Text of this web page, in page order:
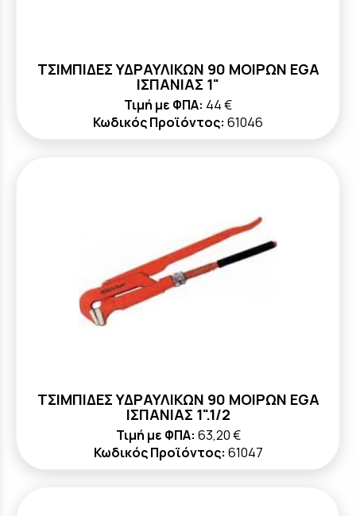
ΤΣΙΜΠΙΔΕΣ ΥΔΡΑΥΛΙΚΩΝ 90 ΜΟΙΡΩΝ ΕGA
ΙΣΠΑΝΙΑΣ 1"
Τιμή με ΦΠΑ: 44 €
Κωδικός Προϊόντος: 61046
ΤΣΙΜΠΙΔΕΣ ΥΔΡΑΥΛΙΚΩΝ 90 ΜΟΙΡΩΝ ΕGA
ΙΣΠΑΝΙΑΣ 1".1/2
Τιμή με ΦΠΑ: 63,20 €
Κωδικός Προϊόντος: 61047